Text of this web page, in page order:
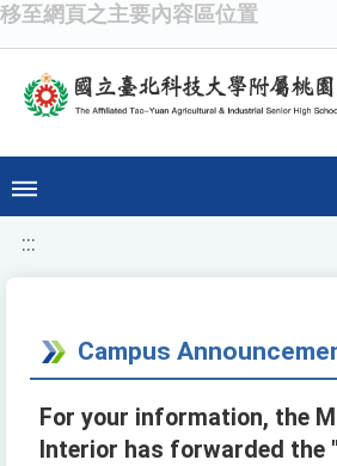
移至網頁之主要內容區位置
:::
Campus
For your information, the
Interior has forwarded the